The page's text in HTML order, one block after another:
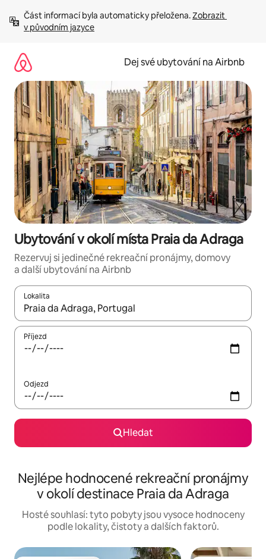
obsah
Část informací byla automaticky přeložena. Zobrazit
v původním jazyce
Dej své ubytování na Airbnb
Ubytování v okolí místa Praia da Adraga
Rezervuj si jedinečné rekreační pronájmy, domovy
a další ubytování na Airbnb
Lokalita
Až budou výsledky k dispozici, můžeš si je procházet pomocí
Příjezd
Odjezd
Hledat
Nejlépe hodnocené rekreační pronájmy
v okolí destinace Praia da Adraga
Hosté souhlasí: tyto pobyty jsou vysoce hodnoceny
podle lokality, čistoty a dalších faktorů.